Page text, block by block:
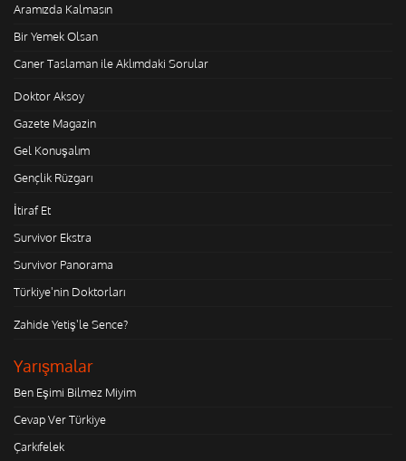
Aramızda Kalmasın
Bir Yemek Olsan
Caner Taslaman ile Aklımdaki Sorular
Doktor Aksoy
Gazete Magazin
Gel Konuşalım
Gençlik Rüzgarı
İtiraf Et
Survivor Ekstra
Survivor Panorama
Türkiye'nin Doktorları
Zahide Yetiş'le Sence?
Yarışmalar
Ben Eşimi Bilmez Miyim
Cevap Ver Türkiye
Çarkıfelek